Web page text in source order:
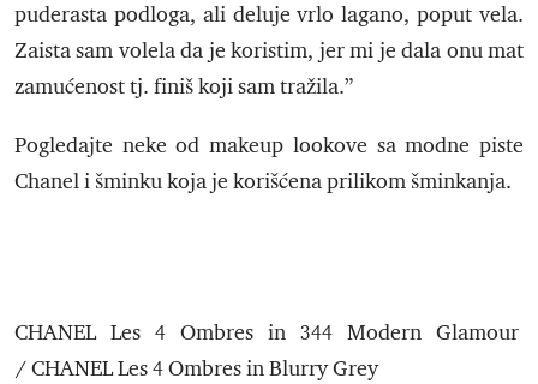
puderasta podloga, ali deluje vrlo lagano, poput vela.
Zaista sam volela da je koristim, jer mi je dala onu mat
zamućenost tj. finiš koji sam tražila.”
Pogledajte neke od makeup lookove sa modne piste
Chanel i šminku koja je korišćena prilikom šminkanja.
CHANEL Les 4 Ombres in 344 Modern Glamour
/ CHANEL Les 4 Ombres in Blurry Grey